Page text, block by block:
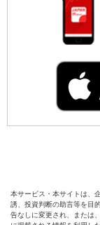
本サービス・本サイトは、
誘、投資判断の助言等を目
告なしに変更され、または